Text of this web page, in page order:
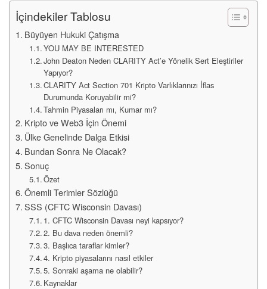
İçindekiler Tablosu
Büyüyen Hukuki Çatışma
YOU MAY BE INTERESTED
John Deaton Neden CLARITY Act’e Yönelik Sert Eleştiriler
Yapıyor?
CLARITY Act Section 701 Kripto Varlıklarınızı İflas
Durumunda Koruyabilir mi?
Tahmin Piyasaları mı, Kumar mı?
Kripto ve Web3 İçin Önemi
Ülke Genelinde Dalga Etkisi
Bundan Sonra Ne Olacak?
Sonuç
Özet
Önemli Terimler Sözlüğü
SSS (CFTC Wisconsin Davası)
1. CFTC Wisconsin Davası neyi kapsıyor?
2. Bu dava neden önemli?
3. Başlıca taraflar kimler?
4. Kripto piyasalarını nasıl etkiler
5. Sonraki aşama ne olabilir?
Kaynaklar